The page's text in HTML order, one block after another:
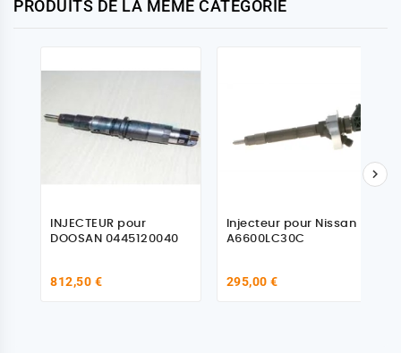
PRODUITS DE LA MÊME CATÉGORIE
INJECTEUR pour
DOOSAN 0445120040
812,50 €
Injecteur pour Nissan -
A6600LC30C
295,00 €
